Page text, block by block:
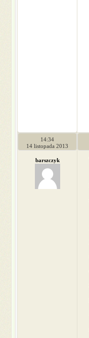
14:34
14 listopada 2013
barszczyk